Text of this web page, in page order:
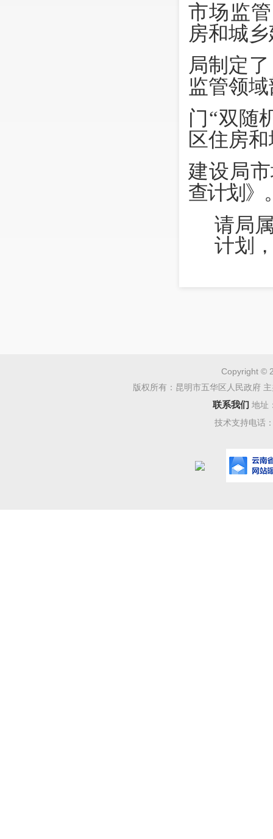
市场监
房和城
局制定
监管领
门“双随
区住房
建设局
查计划》
请局
计划
年 9 月
务。
Copyright ©
版权所有：昆明市五华区人民政府
联系我们 地址
技术支持电话